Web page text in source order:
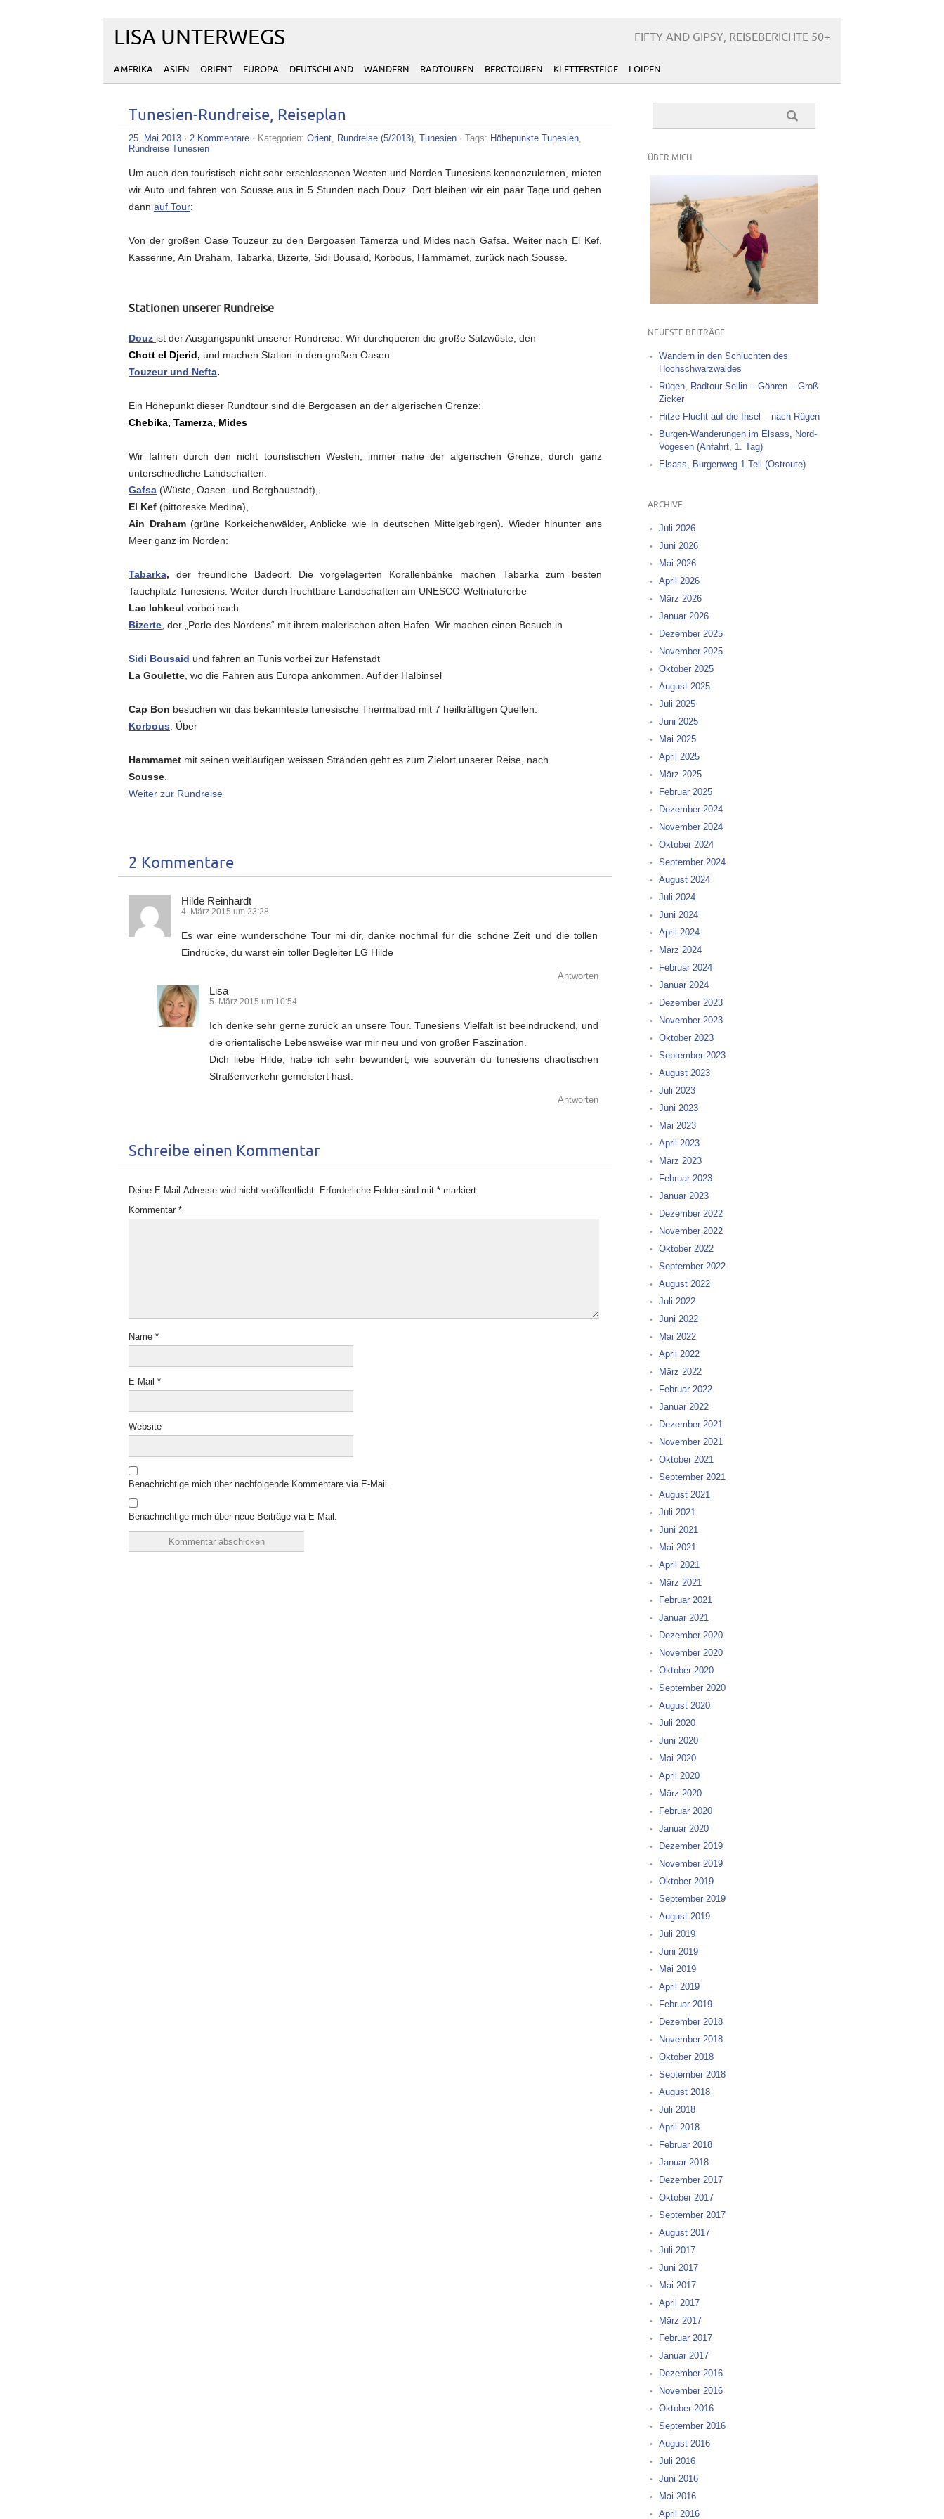
LISA UNTERWEGS FIFTY AND GIPSY, REISEBERICHTE 50+
AMERIKA ASIEN ORIENT EUROPA DEUTSCHLAND WANDERN RADTOUREN BERGTOUREN KLETTERSTEIGE LOIPEN
Tunesien-Rundreise, Reiseplan
25. Mai 2013 · 2 Kommentare · Kategorien: Orient, Rundreise (5/2013), Tunesien · Tags: Höhepunkte Tunesien,
Rundreise Tunesien
Um auch den touristisch nicht sehr erschlossenen Westen und Norden Tunesiens kennenzulernen, mieten
wir Auto und fahren von Sousse aus in 5 Stunden nach Douz. Dort bleiben wir ein paar Tage und gehen
dann auf Tour:
Von der großen Oase Touzeur zu den Bergoasen Tamerza und Mides nach Gafsa. Weiter nach El Kef,
Kasserine, Ain Draham, Tabarka, Bizerte, Sidi Bousaid, Korbous, Hammamet, zurück nach Sousse.
Stationen unserer Rundreise
Douz ist der Ausgangspunkt unserer Rundreise. Wir durchqueren die große Salzwüste, den
Chott el Djerid, und machen Station in den großen Oasen
Touzeur und Nefta.
Ein Höhepunkt dieser Rundtour sind die Bergoasen an der algerischen Grenze:
Chebika, Tamerza, Mides
Wir fahren durch den nicht touristischen Westen, immer nahe der algerischen Grenze, durch ganz
unterschiedliche Landschaften:
Gafsa (Wüste, Oasen- und Bergbaustadt),
El Kef (pittoreske Medina),
Ain Draham(grüne Korkeichenwälder, Anblicke wie in deutschen Mittelgebirgen). Wieder hinunter ans
Meer ganz im Norden:
Tabarka, der freundliche Badeort. Die vorgelagerten Korallenbänke machen Tabarka zum besten
Tauchplatz Tunesiens. Weiter durch fruchtbare Landschaften am UNESCO-Weltnaturerbe
Lac Ichkeul vorbei nach
Bizerte , der „Perle des Nordens“ mit ihrem malerischen alten Hafen. Wir machen einen Besuch in
Sidi Bousaid und fahren an Tunis vorbei zur Hafenstadt
La Goulette , wo die Fähren aus Europa ankommen. Auf der Halbinsel
Cap Bon besuchen wir das bekannteste tunesische Thermalbad mit 7 heilkräftigen Quellen:
Korbous . Über
Hammamet mit seinen weitläufigen weissen Stränden geht es zum Zielort unserer Reise, nach
Sousse
Weiter zur Rundreise
2 Kommentare
Hilde Reinhardt
4. März 2015 um 23:28
Es war eine wunderschöne Tour mi dir, danke nochmal für die schöne Zeit und die tollen
Eindrücke, du warst ein toller Begleiter LG Hilde
Antworten
Lisa
5. März 2015 um 10:54
Ich denke sehr gerne zurück an unsere Tour. Tunesiens Vielfalt ist beeindruckend, und
die orientalische Lebensweise war mir neu und von großer Faszination.
Dich liebe Hilde, habe ich sehr bewundert, wie souverän du tunesiens chaotischen
Straßenverkehr gemeistert hast.
Antworten
Schreibe einen Kommentar
Deine E-Mail-Adresse wird nicht veröffentlicht. Erforderliche Felder sind mit * markiert
Kommentar *
Name *
E-Mail *
Website
Benachrichtige mich über nachfolgende Kommentare via E-Mail.
Benachrichtige mich über neue Beiträge via E-Mail.
ÜBER MICH
NEUESTE BEITRÄGE
Wandern in den Schluchten des
Hochschwarzwaldes
Rügen, Radtour Sellin – Göhren – Groß
Zicker
Hitze-Flucht auf die Insel – nach Rügen
Burgen-Wanderungen im Elsass, Nord-
Vogesen (Anfahrt, 1. Tag)
Elsass, Burgenweg 1.Teil (Ostroute)
ARCHIVE
Juli 2026
Juni 2026
Mai 2026
April 2026
März 2026
Januar 2026
Dezember 2025
November 2025
Oktober 2025
August 2025
Juli 2025
Juni 2025
Mai 2025
April 2025
März 2025
Februar 2025
Dezember 2024
November 2024
Oktober 2024
September 2024
August 2024
Juli 2024
Juni 2024
April 2024
März 2024
Februar 2024
Januar 2024
Dezember 2023
November 2023
Oktober 2023
September 2023
August 2023
Juli 2023
Juni 2023
Mai 2023
April 2023
März 2023
Februar 2023
Januar 2023
Dezember 2022
November 2022
Oktober 2022
September 2022
August 2022
Juli 2022
Juni 2022
Mai 2022
April 2022
März 2022
Februar 2022
Januar 2022
Dezember 2021
November 2021
Oktober 2021
September 2021
August 2021
Juli 2021
Juni 2021
Mai 2021
April 2021
März 2021
Februar 2021
Januar 2021
Dezember 2020
November 2020
Oktober 2020
September 2020
August 2020
Juli 2020
Juni 2020
Mai 2020
April 2020
März 2020
Februar 2020
Januar 2020
Dezember 2019
November 2019
Oktober 2019
September 2019
August 2019
Juli 2019
Juni 2019
Mai 2019
April 2019
Februar 2019
Dezember 2018
November 2018
Oktober 2018
September 2018
August 2018
Juli 2018
April 2018
Februar 2018
Januar 2018
Dezember 2017
Oktober 2017
September 2017
August 2017
Juli 2017
Juni 2017
Mai 2017
April 2017
März 2017
Februar 2017
Januar 2017
Dezember 2016
November 2016
Oktober 2016
September 2016
August 2016
Juli 2016
Juni 2016
Mai 2016
April 2016